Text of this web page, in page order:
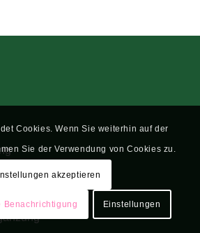
Cookies. Wenn Sie weiterhin auf der
Sie der Verwendung von Cookies zu.
akzeptieren
Benachrichtigung Einstellungen